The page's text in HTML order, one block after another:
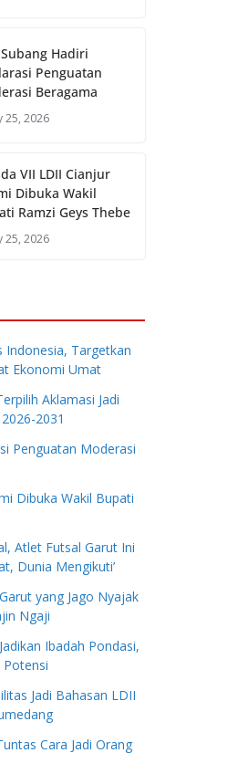
Subang Hadiri
Penguatan
Beragama
25, 2026
VII LDII Cianjur
Dibuka Wakil
Ramzi Geys Thebe
25, 2026
Indonesia, Targetkan
Ekonomi Umat
Aklamasi Jadi
2031
Penguatan Moderasi
Dibuka Wakil Bupati
Atlet Futsal Garut Ini
Dunia Mengikuti’
yang Jago Nyajak
Ngaji
Ibadah Pondasi,
Potensi
Jadi Bahasan LDII
Cara Jadi Orang